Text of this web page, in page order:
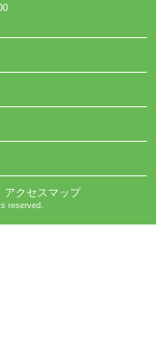
アクセスマップ
reserved.